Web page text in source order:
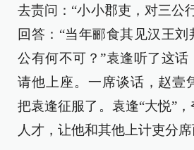
去责问：“小小郡吏，对三公
回答：“当年郦食其见汉王刘
公有何不可？”袁逢听了这话
请他上座。一席谈话，赵壹
把袁逢征服了。袁逢“大悦”
人才，让他和其他上计吏分席